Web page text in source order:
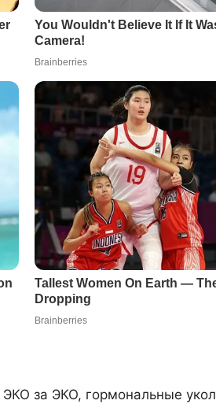
за ЭКО, гормональные